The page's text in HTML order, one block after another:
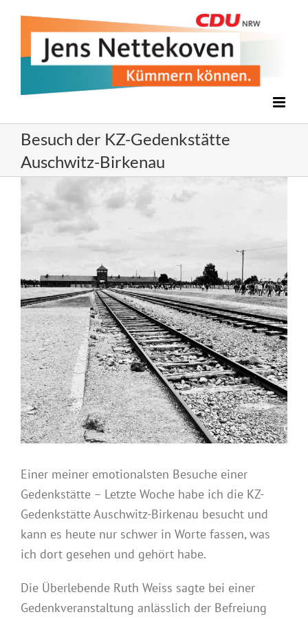
Besuch der KZ-Gedenkstätte
Auschwitz-Birkenau
Zeige
Bild
Einer meiner emotionalsten Besuche einer
Gedenkstätte – Letzte Woche habe ich die KZ-
Gedenkstätte Auschwitz-Birkenau besucht und
kann es heute nur schwer in Worte fassen, was
ich dort gesehen und gehört habe.
Die Überlebende Ruth Weiss sagte bei einer
Gedenkveranstaltung anlässlich der Befreiung